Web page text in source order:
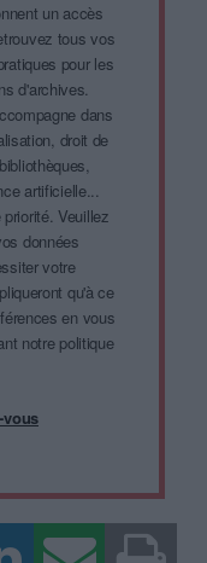
un accès
tous vos
pour les
d'archives.
dans
droit de
artificielle...
Veuillez
données
votre
qu'à ce
en vous
notre politique
vous